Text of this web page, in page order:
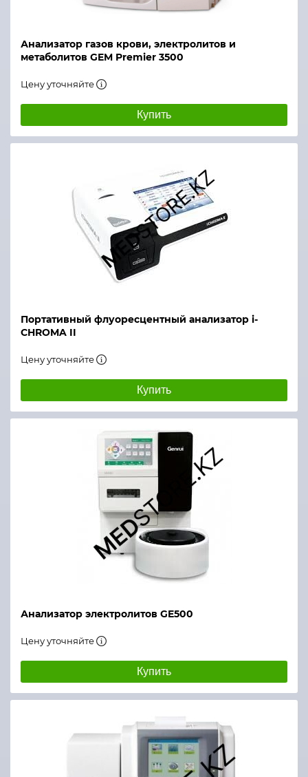
Анализатор газов крови, электролитов и
метаболитов GEM Premier 3500
Цену уточняйте
Купить
Портативный флуоресцентный анализатор i-
CHROMA II
Цену уточняйте
Купить
Анализатор электролитов GE500
Цену уточняйте
Купить